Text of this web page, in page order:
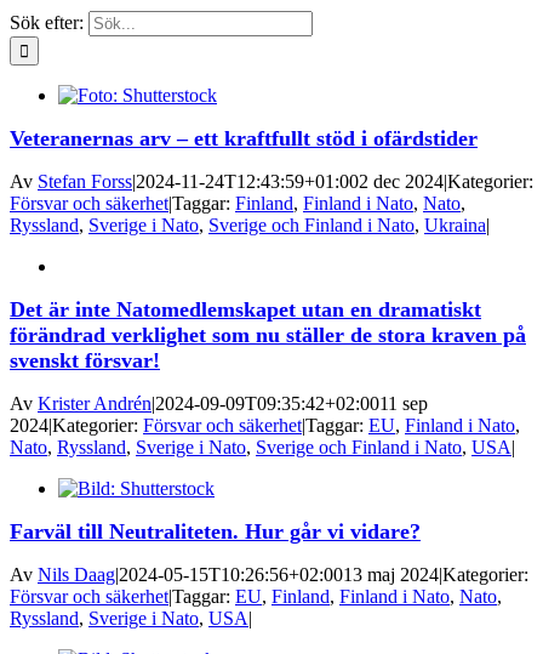
Sök efter:
Veteranernas arv – ett kraftfullt stöd i ofärdstider
Av Stefan Forss|2024-11-24T12:43:59+01:002 dec 2024|Kategorier:
Försvar och säkerhet|Taggar: Finland, Finland i Nato, Nato,
Ryssland, Sverige i Nato, Sverige och Finland i Nato, Ukraina|
Det är inte Natomedlemskapet utan en dramatiskt
förändrad verklighet som nu ställer de stora kraven på
svenskt försvar!
Av Krister Andrén|2024-09-09T09:35:42+02:0011 sep
2024|Kategorier: Försvar och säkerhet|Taggar: EU, Finland i Nato,
Nato, Ryssland, Sverige i Nato, Sverige och Finland i Nato, USA|
Farväl till Neutraliteten. Hur går vi vidare?
Av Nils Daag|2024-05-15T10:26:56+02:0013 maj 2024|Kategorier:
Försvar och säkerhet|Taggar: EU, Finland, Finland i Nato, Nato,
Ryssland, Sverige i Nato, USA|